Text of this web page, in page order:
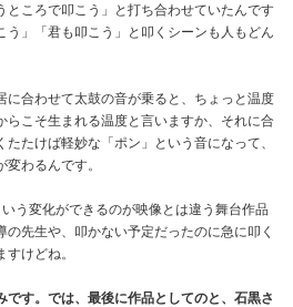
ところで叩こう」と打ち合わせていたんです
う」「君も叩こう」と叩くシーンも人もどん
に合わせて太鼓の音が乗ると、ちょっと温度
らこそ生まれる温度と言いますか、それに合
たけば軽妙な「ポン」という音になって、
わるんです。
う変化ができるのが映像とは違う舞台作品
先生や、叩かない予定だったのに急に叩く
けどね。
す。では、最後に作品としてのと、石黒さ